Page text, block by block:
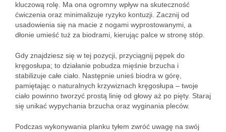
kluczową rolę. Ma ona ogromny wpływ na skuteczność
ćwiczenia oraz minimalizuje ryzyko kontuzji. Zacznij od
usadowienia się na macie z nogami wyprostowanymi, a
dłonie umieść tuż za biodrami, kierując palce w stronę stóp.
Gdy znajdziesz się w tej pozycji, przyciągnij pępek do
kręgosłupa; to działanie pobudza mięśnie brzucha i
stabilizuje całe ciało. Następnie unieś biodra w górę,
pamiętając o naturalnych krzywiznach kręgosłupa – twoje
ciało powinno tworzyć prostą linię od głowy aż po pięty. Staraj
się unikać wypychania brzucha oraz wyginania pleców.
Podczas wykonywania planku tyłem zwróć uwagę na swój